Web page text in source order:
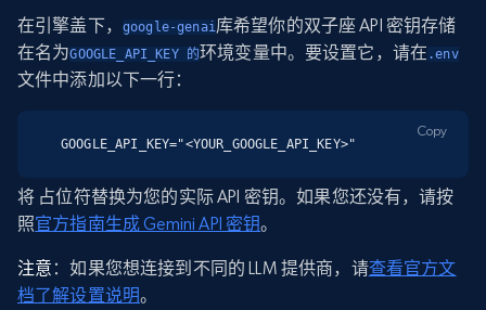
在引擎盖下， google-genai 库希望你的双子座 API 密钥存储
在名为GOOGLE_API_KEY 的环境变量中。要设置它，请在 .env
文件中添加以下一行：
GOOGLE_API_KEY="<YOUR_GOOGLE_API_KEY>"
Copy
将 占位符替换为您的实际 API 密钥。如果您还没有，请按
照官方指南生成 Gemini API 密钥。
注意 ：如果您想连接到不同的 LLM 提供商，请查看官方文
档了解设置说明。